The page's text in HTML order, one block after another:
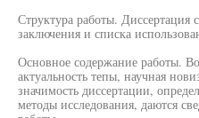
Структура работы. Диссертация
заключения и списка
Основное содержание работы.
актуальность тепы, научная
значимость диссертации,
методы исследования, даются